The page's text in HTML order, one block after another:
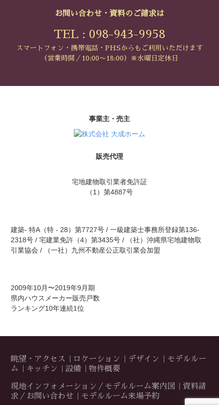
お問い合わせ・資料のご請求は
TEL : 098-943-9958
スマートフォン・携帯電話・PHSからもご利用いただけます
（営業時間／10:00〜18:00）※水曜日定休日
事業主・売主
販売代理
宅地建物取引業者免許証
（1）第4887号
建築- 特A（特 - 28）第7727号 / 一級建築士事務所登録第136-
2318号 / 宅建業免許（4）第3435号 / （社）沖縄県宅地建物取
引業協会 / （一社）九州不動産公正取引業会加盟
2009年10月〜2019年9月期
県内ハウスメーカー販売戸数
ランキング10年連続1位
眺望・アクセス ロケーション デザイン
モデルルー
ム
キッチン 設備 物件概要
現地インフォメーション／モデルルーム案内図
資料請
求／お問い合わせ
モデルルーム来場予約